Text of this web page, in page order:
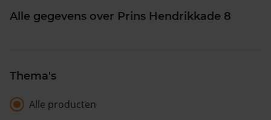
Alle gegevens over Prins Hendrikkade 8
Thema's
Alle producten